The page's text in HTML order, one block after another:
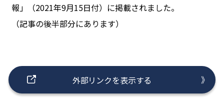
報」（2021年9月15日付）に掲載されました。
（記事の後半部分にあります）
外部リンクを表示する